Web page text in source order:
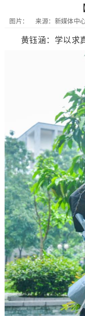
图片： 来源：新媒体中
黄钰涵：学以求